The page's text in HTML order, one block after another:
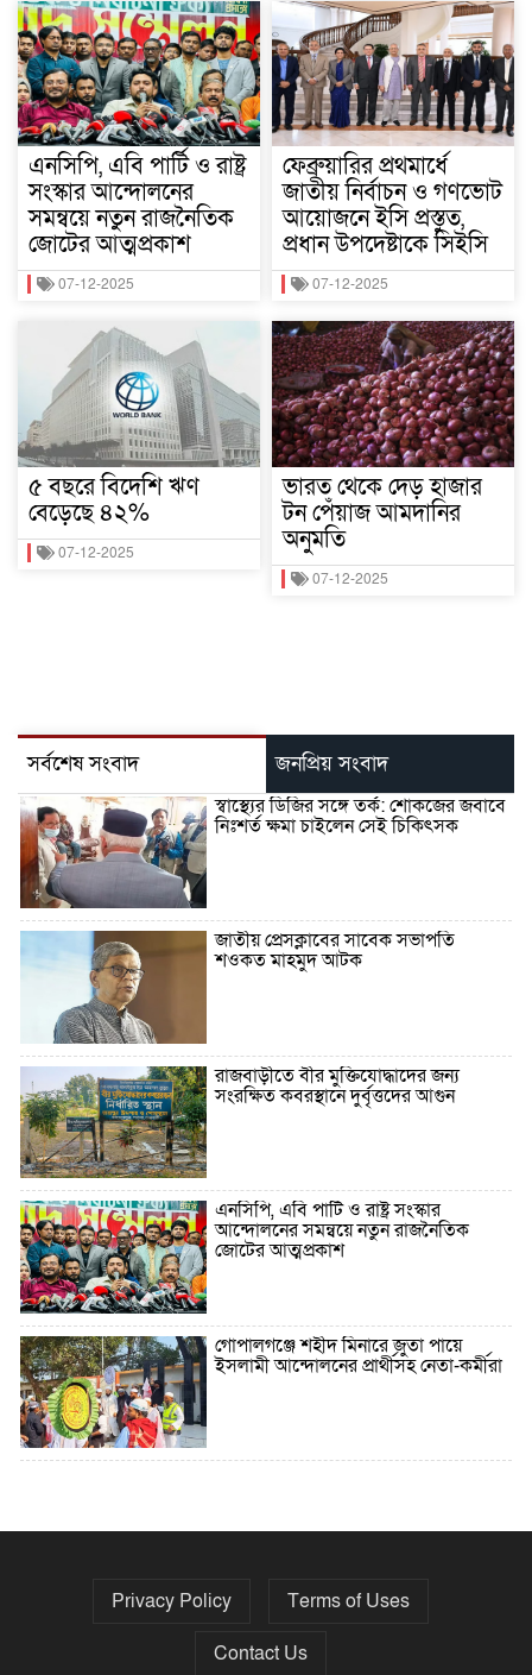
এনসিপি, এবি পার্টি ও রাষ্ট্র
সংস্কার আন্দোলনের
সমন্বয়ে নতুন রাজনৈতিক
জোটের আত্মপ্রকাশ
07-12-2025
৫ বছরে বিদেশি ঋণ
বেড়েছে ৪২%
07-12-2025
ফেব্রুয়ারির প্রথমার্ধে
জাতীয় নির্বাচন ও গণভোট
আয়োজনে ইসি প্রস্তুত,
প্রধান উপদেষ্টাকে সিইসি
07-12-2025
ভারত থেকে দেড় হাজার
টন পেঁয়াজ আমদানির
অনুমতি
07-12-2025
সর্বশেষ সংবাদ জনপ্রিয় সংবাদ
স্বাস্থ্যের ডিজির সঙ্গে তর্ক: শোকজের জবাবে
নিঃশর্ত ক্ষমা চাইলেন সেই চিকিৎসক
জাতীয় প্রেসক্লাবের সাবেক সভাপতি
শওকত মাহমুদ আটক
রাজবাড়ীতে বীর মুক্তিযোদ্ধাদের জন্য
সংরক্ষিত কবরস্থানে দুর্বৃত্তদের আগুন
এনসিপি, এবি পার্টি ও রাষ্ট্র সংস্কার
আন্দোলনের সমন্বয়ে নতুন রাজনৈতিক
জোটের আত্মপ্রকাশ
গোপালগঞ্জে শহীদ মিনারে জুতা পায়ে
ইসলামী আন্দোলনের প্রার্থীসহ নেতা-কর্মীরা
নির্বাচনের তফসিল ৮-১৫ ডিসেম্বরের মধ্যে
Privacy Policy
Terms of Uses
Contact Us